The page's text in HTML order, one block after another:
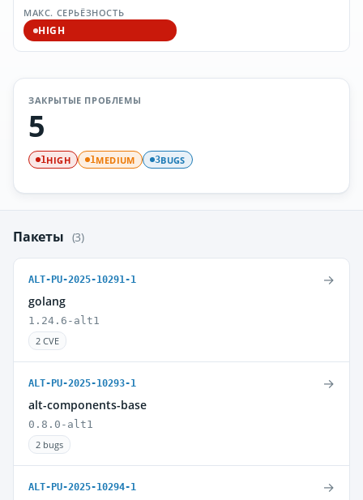
МАКС. СЕРЬЁЗНОСТЬ
HIGH
ЗАКРЫТЫЕ ПРОБЛЕМЫ
5
1HIGH 1MEDIUM 3BUGS
Пакеты (3)
ALT-PU-2025-10291-1
golang
1.24.6-alt1
2 CVE
→
ALT-PU-2025-10293-1
alt-components-base
0.8.0-alt1
2 bugs
→
ALT-PU-2025-10294-1 →